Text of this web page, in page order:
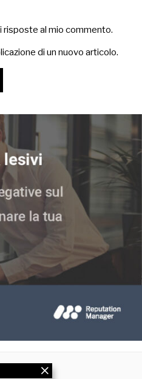
risposte al mio commento.
di un nuovo articolo.